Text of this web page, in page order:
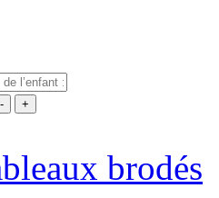
brodés